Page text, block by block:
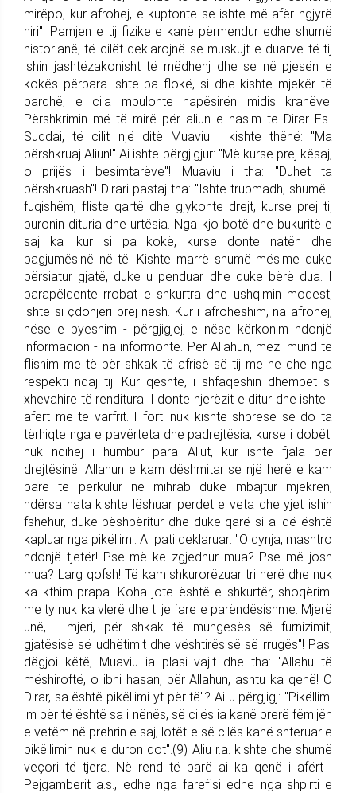
mirëpo, kur afrohej, e kuptonte se ishte më afër ngjyrë
hiri". Pamjen e tij fizike e kanë përmendur edhe shumë
historianë, të cilët deklarojnë se muskujt e duarve të tij
ishin jashtëzakonisht të mëdhenj dhe se në pjesën e
kokës përpara ishte pa flokë, si dhe kishte mjekër të
bardhë, e cila mbulonte hapësirën midis krahëve.
Përshkrimin më të mirë për aliun e hasim te Dirar Es-
Suddai, të cilit një ditë Muaviu i kishte thënë: "Ma
përshkruaj Aliun!" Ai ishte përgjigjur: "Më kurse prej kësaj,
o prijës i besimtarëve"! Muaviu i tha: "Duhet ta
përshkruash"! Dirari pastaj tha: "Ishte trupmadh, shumë i
fuqishëm, fliste qartë dhe gjykonte drejt, kurse prej tij
buronin dituria dhe urtësia. Nga kjo botë dhe bukuritë e
saj ka ikur si pa kokë, kurse donte natën dhe
pagjumësinë në të. Kishte marrë shumë mësime duke
përsiatur gjatë, duke u penduar dhe duke bërë dua. I
parapëlqente rrobat e shkurtra dhe ushqimin modest;
ishte si çdonjëri prej nesh. Kur i afroheshim, na afrohej,
nëse e pyesnim - përgjigjej, e nëse kërkonim ndonjë
informacion - na informonte. Për Allahun, mezi mund të
flisnim me të për shkak të afrisë së tij me ne dhe nga
respekti ndaj tij. Kur qeshte, i shfaqeshin dhëmbët si
xhevahire të renditura. I donte njerëzit e ditur dhe ishte i
afërt me të varfrit. I forti nuk kishte shpresë se do ta
tërhiqte nga e pavërteta dhe padrejtësia, kurse i dobëti
nuk ndihej i humbur para Aliut, kur ishte fjala për
drejtësinë. Allahun e kam dëshmitar se një herë e kam
parë të përkulur në mihrab duke mbajtur mjekrën,
ndërsa nata kishte lëshuar perdet e veta dhe yjet ishin
fshehur, duke pëshpëritur dhe duke qarë si ai që është
kapluar nga pikëllimi. Ai pati deklaruar: "O dynja, mashtro
ndonjë tjetër! Pse më ke zgjedhur mua? Pse më josh
mua? Larg qofsh! Të kam shkurorëzuar tri herë dhe nuk
ka kthim prapa. Koha jote është e shkurtër, shoqërimi
me ty nuk ka vlerë dhe ti je fare e parëndësishme. Mjerë
unë, i mjeri, për shkak të mungesës së furnizimit,
gjatësisë së udhëtimit dhe vështirësisë së rrugës"! Pasi
dëgjoi këtë, Muaviu ia plasi vajit dhe tha: "Allahu të
mëshiroftë, o ibni hasan, për Allahun, ashtu ka qenë! O
Dirar, sa është pikëllimi yt për të"? Ai u përgjigj: "Pikëllimi
im për të është sa i nënës, së cilës ia kanë prerë fëmijën
e vetëm në prehrin e saj, lotët e së cilës kanë shteruar e
pikëllimin nuk e duron dot".(9) Aliu r.a. kishte dhe shumë
veçori të tjera. Në rend të parë ai ka qenë i afërt i
Pejgamberit a.s., edhe nga farefisi edhe nga shpirti e